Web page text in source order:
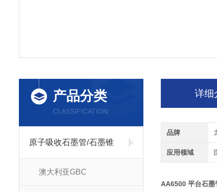
产品分类
CLASSIFICATION
原子吸收石墨管/石墨锥
澳大利亚GBC
详细
品牌
应用领域
AA6500 平台石